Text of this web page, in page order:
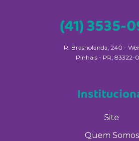
(41) 3535-
R. Brasholanda, 240 -
Pinhais - PR, 83322-
Site
Quem Somos